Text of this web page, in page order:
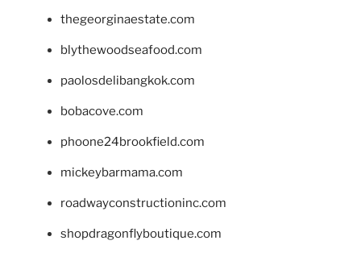
thegeorginaestate.com
blythewoodseafood.com
paolosdelibangkok.com
bobacove.com
phoone24brookfield.com
mickeybarmama.com
roadwayconstructioninc.com
shopdragonflyboutique.com